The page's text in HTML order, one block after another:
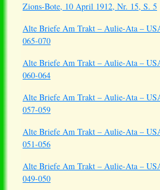
Zions-Bote, 10 April 1912, Nr. 15, S. 5
Alte Briefe Am Trakt – Aulie-Ata –
065-070
Alte Briefe Am Trakt – Aulie-Ata –
060-064
Alte Briefe Am Trakt – Aulie-Ata –
057-059
Alte Briefe Am Trakt – Aulie-Ata –
051-056
Alte Briefe Am Trakt – Aulie-Ata –
049-050